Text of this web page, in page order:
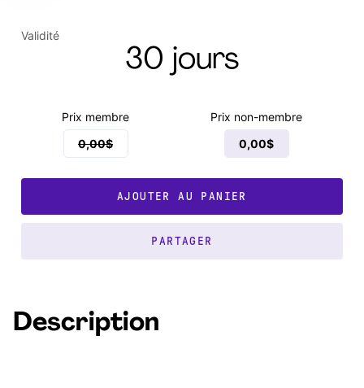
Validité
30 jours
Prix membre
0,00$
Prix non-membre
0,00$
AJOUTER AU PANIER
PARTAGER
Description